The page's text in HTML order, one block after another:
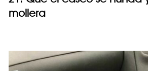
mollera